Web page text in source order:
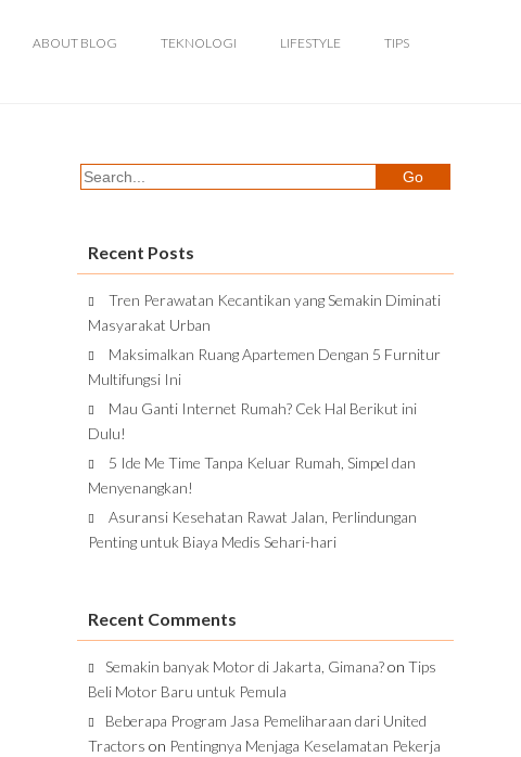
ABOUT BLOG TEKNOLOGI LIFESTYLE TIPS
Recent Posts
Tren Perawatan Kecantikan yang Semakin Diminati
Masyarakat Urban
Maksimalkan Ruang Apartemen Dengan 5 Furnitur
Multifungsi Ini
Mau Ganti Internet Rumah? Cek Hal Berikut ini
Dulu!
5 Ide Me Time Tanpa Keluar Rumah, Simpel dan
Menyenangkan!
Asuransi Kesehatan Rawat Jalan, Perlindungan
Penting untuk Biaya Medis Sehari-hari
Recent Comments
Semakin banyak Motor di Jakarta, Gimana?on Tips
Beli Motor Baru untuk Pemula
Beberapa Program Jasa Pemeliharaan dari United
Tractors on Pentingnya Menjaga Keselamatan Pekerja